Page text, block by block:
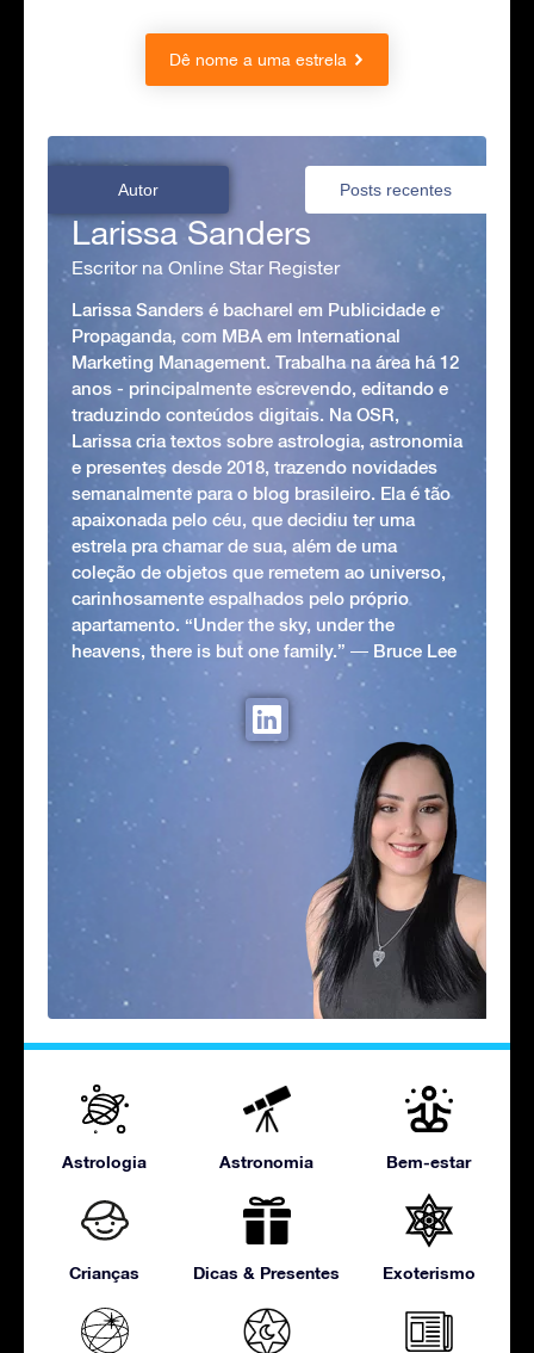
Dê nome a uma estrela
Autor Posts recentes
Larissa Sanders
Escritor na Online Star Register
Larissa Sanders é bacharel em Publicidade e
Propaganda, com MBA em International
Marketing Management. Trabalha na área há 12
anos - principalmente escrevendo, editando e
traduzindo conteúdos digitais. Na OSR,
Larissa cria textos sobre astrologia, astronomia
e presentes desde 2018, trazendo novidades
semanalmente para o blog brasileiro. Ela é tão
apaixonada pelo céu, que decidiu ter uma
estrela pra chamar de sua, além de uma
coleção de objetos que remetem ao universo,
carinhosamente espalhados pelo próprio
apartamento. “Under the sky, under the
heavens, there is but one family.” ― Bruce Lee
Astrologia Astronomia Bem-estar
Crianças Dicas & Presentes Exoterismo